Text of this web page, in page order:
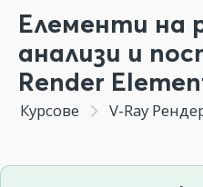
Елементи на
анализи и
Render
Курсове V-Ray